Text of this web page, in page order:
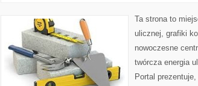
Ta strona to
ulicznej, grafiki
nowoczesne
twórcza energia
Portal